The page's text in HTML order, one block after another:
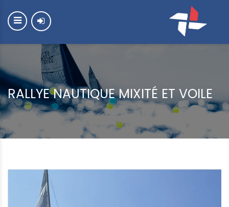
RALLYE NAUTIQUE MIXITÉ ET VOILE